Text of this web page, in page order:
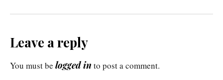
Leave a reply
You must be logged in to post a comment.